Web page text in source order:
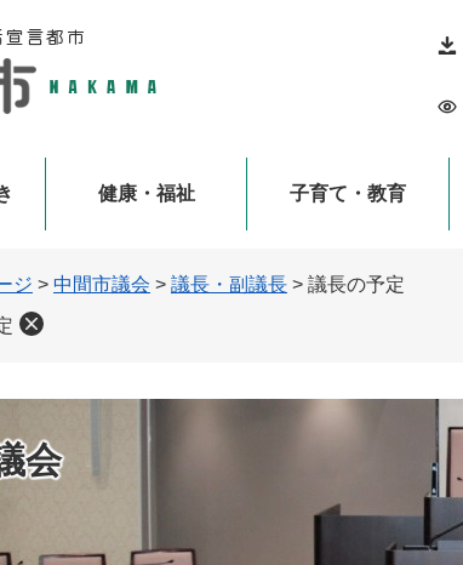
健康・福祉 子育て・教育
ジ > 中間市議会 > 議長・副議長 > 議長の予定
会